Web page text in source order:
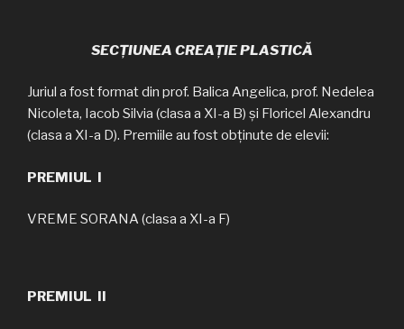
SECȚIUNEA CREAȚIE PLASTICĂ
Juriul a fost format din prof. Balica Angelica, prof. Nedelea
Nicoleta, Iacob Silvia (clasa a XI-a B) și Floricel Alexandru
(clasa a XI-a D). Premiile au fost obținute de elevii:
PREMIUL I
VREME SORANA (clasa a XI-a F)
PREMIUL II